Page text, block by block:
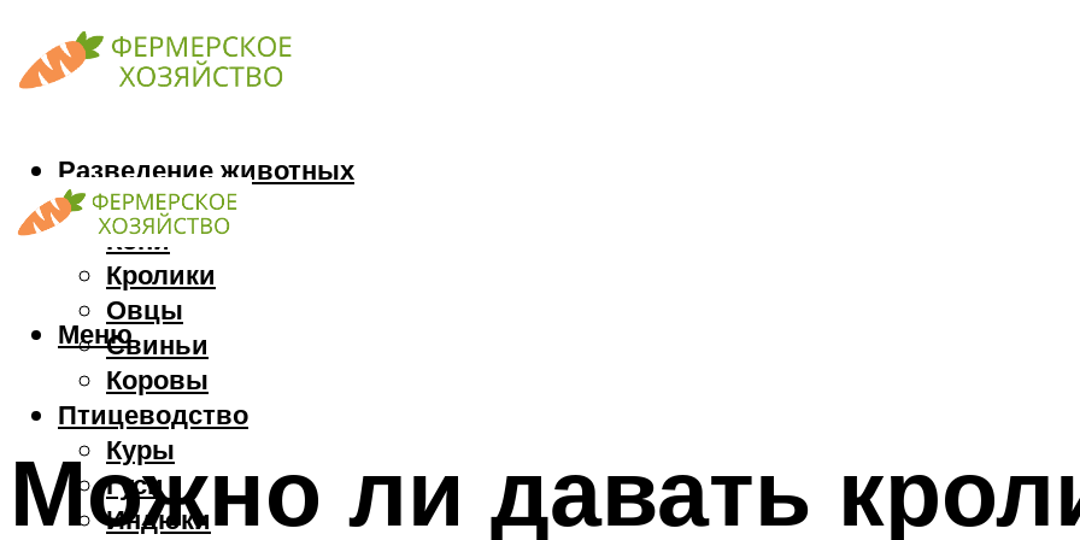
Разведение животных
Козы
Кони
Кролики
Овцы
Свиньи
Коровы
Птицеводство
Куры
Гуси
Индюки
Меню
Можно ли давать